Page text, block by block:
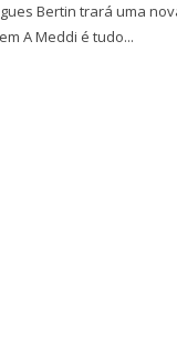
Bertin trará uma
para nossos leitores conhecerem A Meddi é tudo...